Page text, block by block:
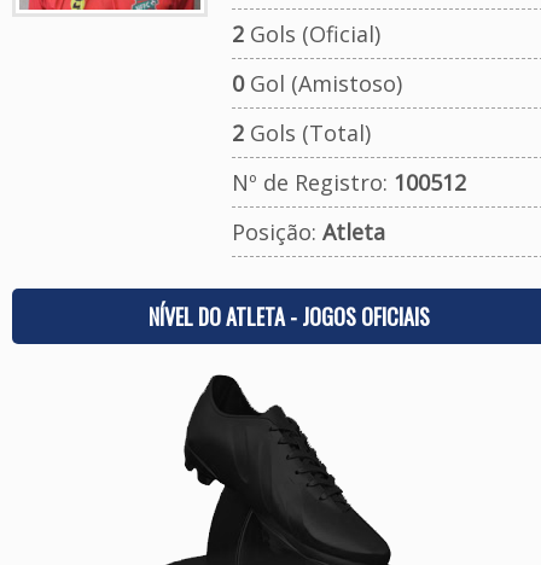
2Gols (Oficial)
0Gol (Amistoso)
2Gols (Total)
Nº de Registro: 100512
Posição: Atleta
NÍVEL DO ATLETA - JOGOS OFICIAIS